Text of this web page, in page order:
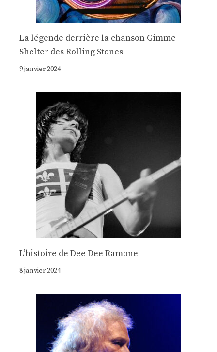
La légende derrière la chanson Gimme
Shelter des Rolling Stones
9 janvier 2024
Lʼhistoire de Dee Dee Ramone
8 janvier 2024